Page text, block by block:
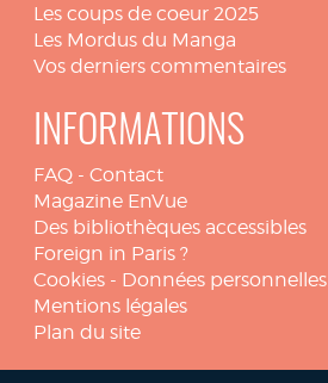
Les coups de coeur 2025
Les Mordus du Manga
Vos derniers commentaires
INFORMATIONS
FAQ - Contact
Magazine EnVue
Des bibliothèques accessibles
Foreign in Paris ?
Cookies - Données personnelles
Mentions légales
Plan du site